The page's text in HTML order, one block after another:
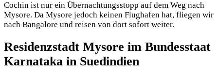
Cochin ist nur ein Übernachtungsstopp auf dem Weg nach
Mysore. Da Mysore jedoch keinen Flughafen hat, fliegen wir
nach Bangalore und reisen von dort sofort weiter.
Residenzstadt Mysore im Bundesstaat
Karnataka in Suedindien